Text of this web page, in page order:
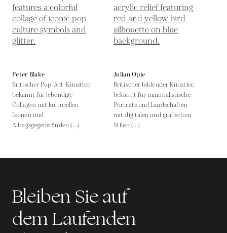
Peter Blake
Britischer Pop-Art-Künstler,
bekannt für lebendige
Collagen mit kulturellen
Ikonen und
Alltagsgegenständen (...)
Julian Opie
Britischer bildender Künstler,
bekannt für minimalistische
Porträts und Landschaften
mit digitalen und grafischen
Stilen (...)
Bleiben Sie auf
dem Laufenden